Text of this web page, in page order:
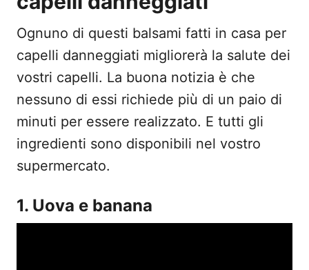
Ognuno di questi balsami fatti in casa per
capelli danneggiati migliorerà la salute dei
vostri capelli. La buona notizia è che
nessuno di essi richiede più di un paio di
minuti per essere realizzato. E tutti gli
ingredienti sono disponibili nel vostro
supermercato.
1. Uova e banana